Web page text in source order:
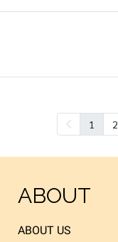
1 2
ABOUT
ABOUT US